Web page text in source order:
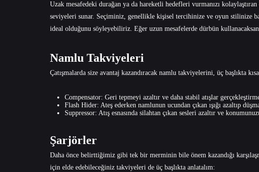
Uzak mesafedeki durağan ya da hareketli hedefleri vurmanızı
seviyeleri sunar. Seçiminiz, genellikle kişisel tercihinize ve oyun stilinize
ideal olduğunu söyleyebiliriz. Eğer uzun mesafelerde dürbün
Namlu Takviyeleri
Çatışmalarda size avantaj kazandıracak namlu takviyelerini, üç başlıkta
Compensator: Geri tepmeyi azaltır ve daha stabil atışlar
Flash Hider: Ateş ederken namlunun ucundan çıkan ışığı azaltıp
Suppressor: Atış esnasında silahtan çıkan sesleri azaltır ve
Şarjörler
Daha önce belirttiğimiz gibi tek bir merminin bile önem kazandığı
için elde edebileceğiniz takviyeleri de üç başlıkta anlatalım: